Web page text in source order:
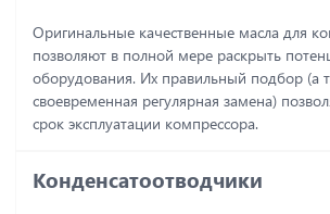
Оригинальные качественные масла для
позволяют в полной мере раскрыть
оборудования. Их правильный подбор (а
своевременная регулярная замена)
срок эксплуатации компрессора.
Конденсатоотводчики